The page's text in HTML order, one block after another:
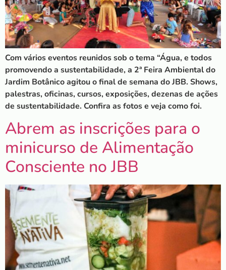
Com vários eventos reunidos sob o tema “Água, e todos
promovendo a sustentabilidade, a 2ª Feira Ambiental do
Jardim Botânico agitou o final de semana do JBB. Shows,
palestras, oficinas, cursos, exposições, dezenas de ações
de sustentabilidade. Confira as fotos e veja como foi.
Abrem as inscrições para o
minicurso de Alimentação
Consciente no JBB